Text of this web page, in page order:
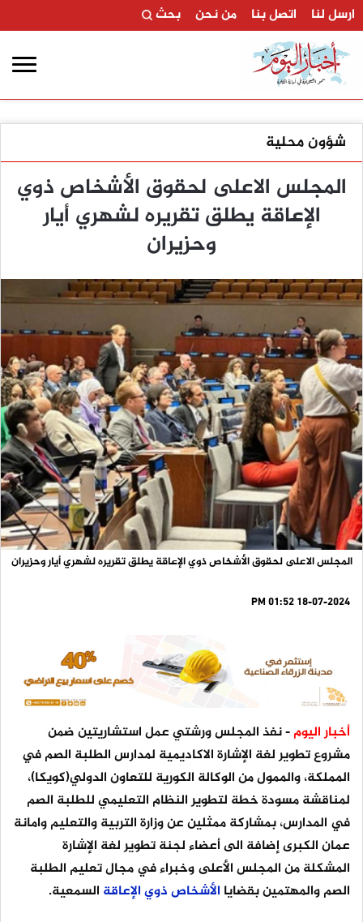
ارسل لنا اتصل بنا من نحن بحث
شؤون محلية
المجلس الاعلى لحقوق الأشخاص ذوي
الإعاقة يطلق تقريره لشهري أيار
وحزيران
المجلس الاعلى لحقوق الأشخاص ذوي الإعاقة يطلق تقريره لشهري أيار وحزيران
18-07-2024 01:52 PM
أخبار اليوم- نفذ المجلس ورشتي عمل استشاريتين ضمن
مشروع تطوير لغة الإشارة الاكاديمية لمدارس الطلبة الصم في
المملكة، والممول من الوكالة الكورية للتعاون الدولي(كويكا)،
لمناقشة مسودة خطة لتطوير النظام التعليمي للطلبة الصم
في المدارس، بمشاركة ممثلين عن وزارة التربية والتعليم وامانة
عمان الكبرى إضافة الى أعضاء لجنة تطوير لغة الإشارة
المشكلة من المجلس الأعلى وخبراء في مجال تعليم الطلبة
الصم والمهتمين بقضايا الأشخاصذويالإعاقة السمعية.